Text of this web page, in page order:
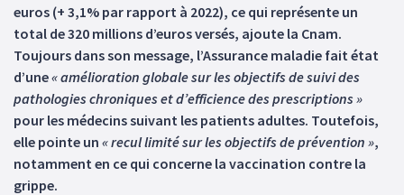
euros (+ 3,1% par rapport à 2022), ce qui représente un
total de 320 millions d’euros versés, ajoute la Cnam.
Toujours dans son message, l’Assurance maladie fait état
d’une« amélioration globale sur les objectifs de suivi des
pathologies chroniques et d’efficience des prescriptions »
pour les médecins suivant les patients adultes. Toutefois,
elle pointe un « recul limité sur les objectifs de prévention »,
notamment en ce qui concerne la vaccination contre la
grippe.